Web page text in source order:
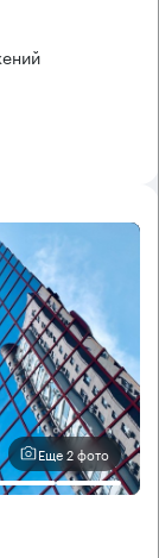
Еще 2 фото